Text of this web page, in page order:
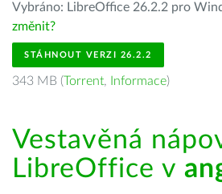
Vybráno: LibreOffice 26.2.2 pro
změnit?
STÁHNOUT VERZI 26.2.2
343 MB (Torrent, Informace)
Vestavěná
LibreOffice v